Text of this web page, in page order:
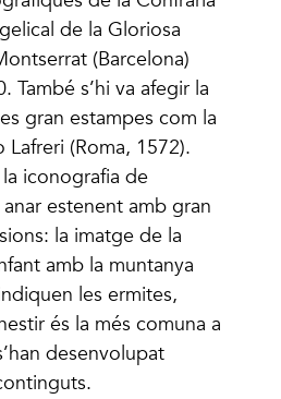
de la Gloriosa
(Barcelona)
També s’hi va afegir la
gran estampes com la
Lafreri (Roma, 1572).
la iconografia de
estenent amb gran
la imatge de la
amb la muntanya
les ermites,
és la més comuna a
desenvolupat